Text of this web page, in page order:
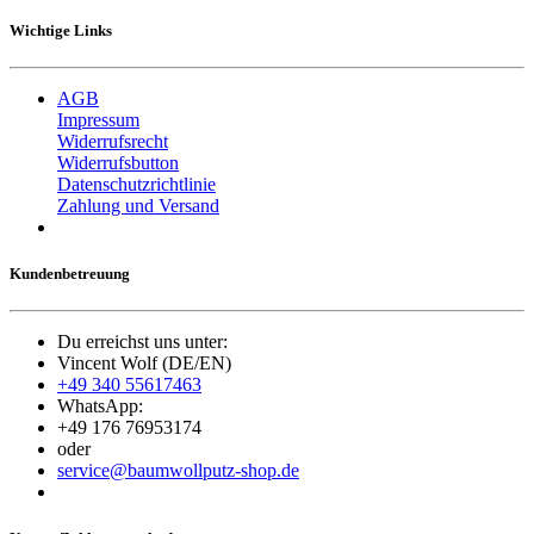
Wichtige Links
AGB
Impressum
Widerrufsrecht
Widerrufsbutton
Datenschutzrichtlinie
Zahlung und Versand
Kundenbetreuung
Du erreichst uns unter:
Vincent Wolf (DE/EN)
+49 340 55617463
WhatsApp:
+49 176 76953174
oder
service@baumwollputz-shop.de